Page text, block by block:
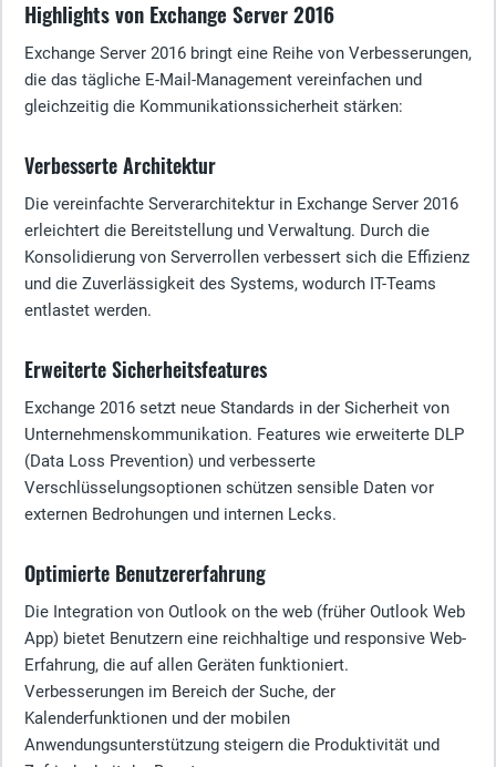
Highlights von Exchange Server 2016
Exchange Server 2016 bringt eine Reihe von Verbesserungen,
die das tägliche E-Mail-Management vereinfachen und
gleichzeitig die Kommunikationssicherheit stärken:
Verbesserte Architektur
Die vereinfachte Serverarchitektur in Exchange Server 2016
erleichtert die Bereitstellung und Verwaltung. Durch die
Konsolidierung von Serverrollen verbessert sich die Effizienz
und die Zuverlässigkeit des Systems, wodurch IT-Teams
entlastet werden.
Erweiterte Sicherheitsfeatures
Exchange 2016 setzt neue Standards in der Sicherheit von
Unternehmenskommunikation. Features wie erweiterte DLP
(Data Loss Prevention) und verbesserte
Verschlüsselungsoptionen schützen sensible Daten vor
externen Bedrohungen und internen Lecks.
Optimierte Benutzererfahrung
Die Integration von Outlook on the web (früher Outlook Web
App) bietet Benutzern eine reichhaltige und responsive Web-
Erfahrung, die auf allen Geräten funktioniert.
Verbesserungen im Bereich der Suche, der
Kalenderfunktionen und der mobilen
Anwendungsunterstützung steigern die Produktivität und